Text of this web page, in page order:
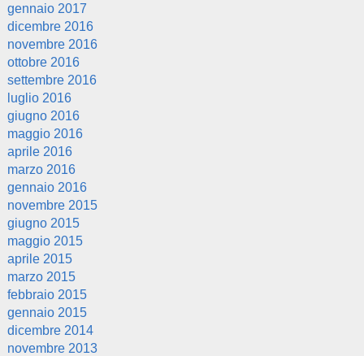
gennaio 2017
dicembre 2016
novembre 2016
ottobre 2016
settembre 2016
luglio 2016
giugno 2016
maggio 2016
aprile 2016
marzo 2016
gennaio 2016
novembre 2015
giugno 2015
maggio 2015
aprile 2015
marzo 2015
febbraio 2015
gennaio 2015
dicembre 2014
novembre 2013